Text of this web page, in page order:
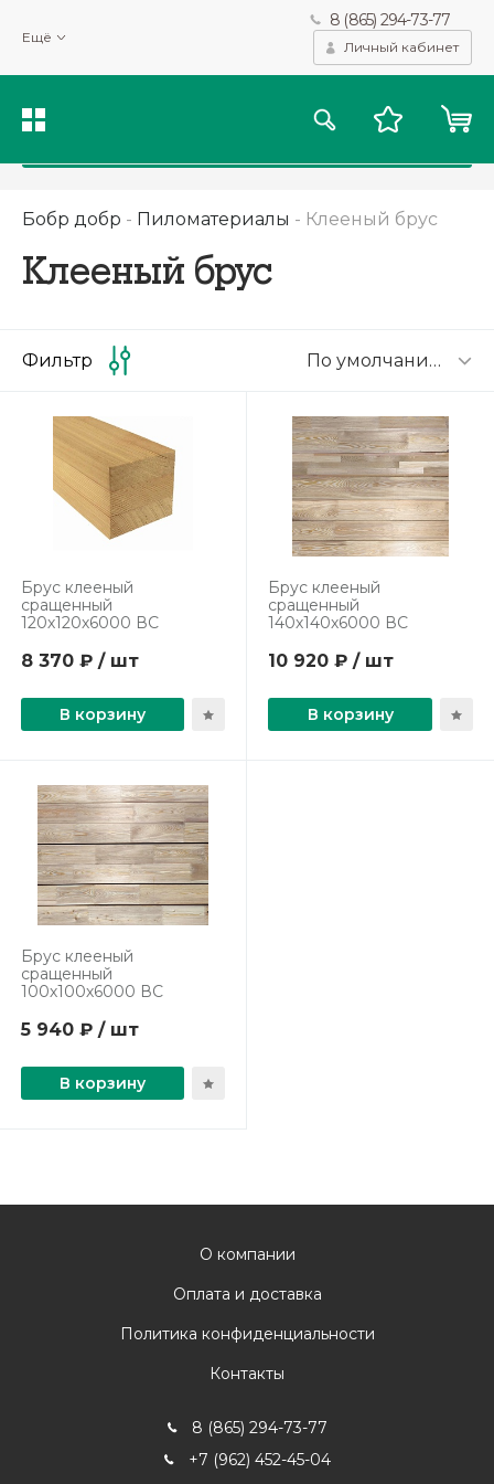
Ещё
8 (865) 294-73-77
Личный кабинет
Бобр добр - Пиломатериалы - Клееный брус
Клееный брус
По умолчанию
Фильтр
Брус клееный
сращенный
120х120х6000 ВС
8 370 ₽ / шт
В корзину
Брус клееный
сращенный
140х140х6000 ВС
10 920 ₽ / шт
В корзину
Брус клееный
сращенный
100х100х6000 ВС
5 940 ₽ / шт
В корзину
О компании
Оплата и доставка
Политика конфиденциальности
Контакты
8 (865) 294-73-77
+7 (962) 452-45-04
Мы используем файлы cookie и другие подобные технологии
для получения данных с целью сбора статистики, повышения
качества рекомендаций и предоставления вам возможности
персонализированного просмотра.Подробнее